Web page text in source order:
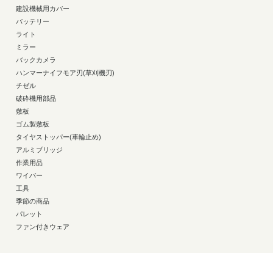
建設機械用カバー
バッテリー
ライト
ミラー
バックカメラ
ハンマーナイフモア刃(草刈機刃)
チゼル
破砕機用部品
敷板
ゴム製敷板
タイヤストッパー(車輪止め)
アルミブリッジ
作業用品
ワイパー
工具
季節の商品
パレット
ファン付きウェア